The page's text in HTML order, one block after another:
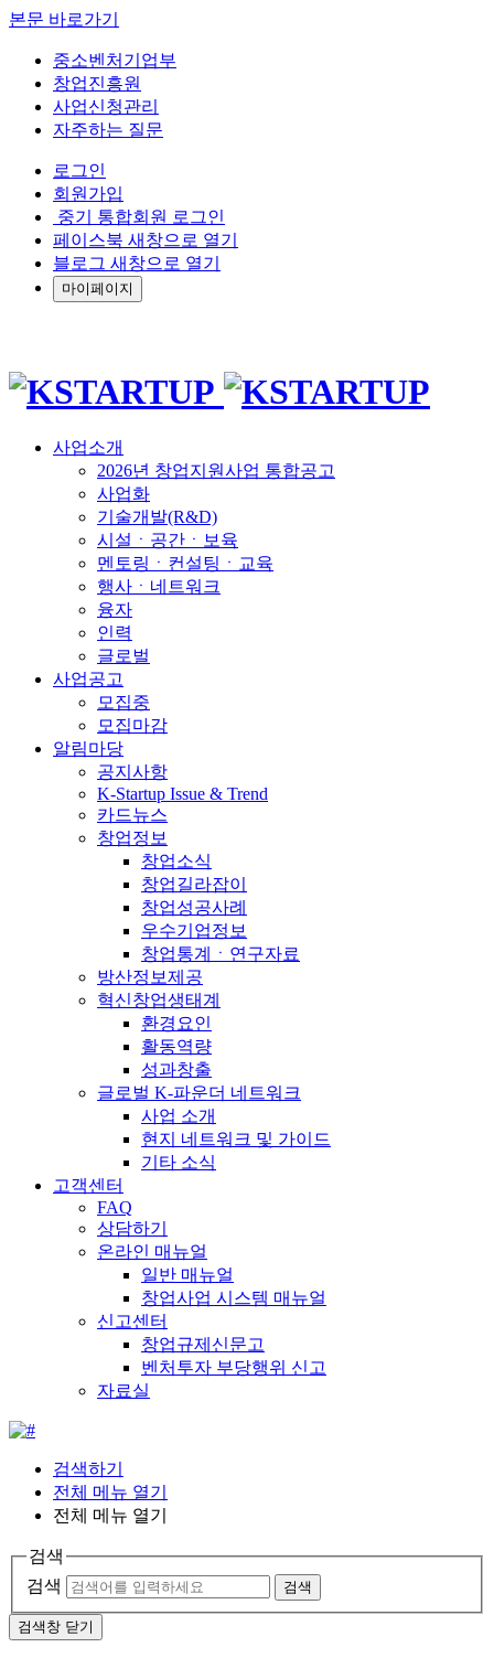
본문 바로가기
중소벤처기업부
창업진흥원
사업신청관리
자주하는 질문
로그인
회원가입
중기 통합회원 로그인
페이스북 새창으로 열기
블로그 새창으로 열기
마이페이지
사업소개
2026년 창업지원사업 통합공고
사업화
기술개발(R&D)
시설ㆍ공간ㆍ보육
멘토링ㆍ컨설팅ㆍ교육
행사ㆍ네트워크
융자
인력
글로벌
사업공고
모집중
모집마감
알림마당
공지사항
K-Startup Issue & Trend
카드뉴스
창업정보
창업소식
창업길라잡이
창업성공사례
우수기업정보
창업통계ㆍ연구자료
방산정보제공
혁신창업생태계
환경요인
활동역량
성과창출
글로벌 K-파운더 네트워크
사업 소개
현지 네트워크 및 가이드
기타 소식
고객센터
FAQ
상담하기
온라인 매뉴얼
일반 매뉴얼
창업사업 시스템 매뉴얼
신고센터
창업규제신문고
벤처투자 부당행위 신고
자료실
검색하기
전체 메뉴 열기
전체 메뉴 열기
검색
검색
검색
검색창 닫기